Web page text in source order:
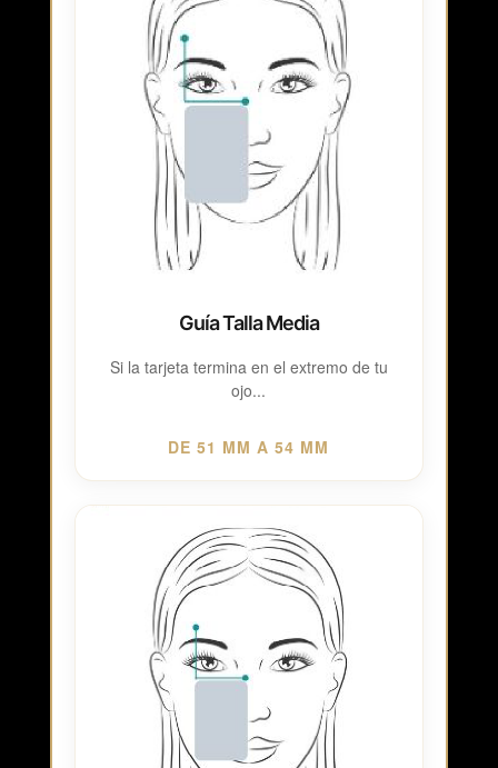
Guía Talla Media
Si la tarjeta termina en el extremo de tu
ojo...
DE 51 MM A 54 MM